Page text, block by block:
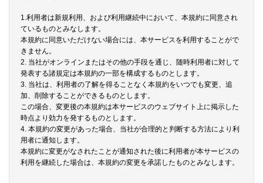
1.利用者は新規利用、および利用継続中において、本規約に同意され
ているものとみなします。
本規約に同意いただけない場合には、本サービスを利用することがで
きません。
2. 当社がオンラインまたはその他の手段を通じ、随時利用者に対して
発表する諸規定は本規約の一部を構成するものとします。
3. 当社は、利用者の了解を得ることなく本規約をいつでも変更、追
加、削除することができるものとします。
この場合、変更後の本規約は本サービスのウェブサイト上に掲示した
時点より効力を発するものとします。
4. 本規約の変更があった場合、当社が合理的と判断する方法により利
用者に通知します。
本規約に変更がなされたことが通知された後に利用者が本サービスの
利用を継続した場合は、本規約の変更を承諾したものとみなします。